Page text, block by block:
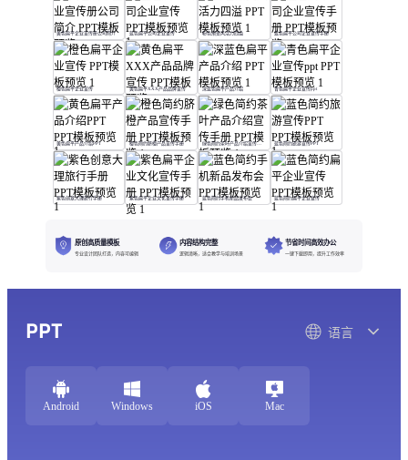
黄色扁平企业宣传册公司简介 蓝色扁平公司企业宣传 粉色渐变风活力四溢 蓝色扁平公司企业宣传手册
橙色扁平企业宣传 黄色扁平XXX产品品牌宣传 深蓝色扁平产品介绍 青色扁平企业宣传ppt
黄色扁平产品介绍PPT 橙色简约脐橙产品宣传手册 绿色简约茶叶产品介绍宣传手册 蓝色简约旅游宣传PPT
紫色创意大理旅行手册 紫色扁平企业文化宣传手册 蓝色简约手机新品发布会 蓝色简约扁平企业宣传
原创高质量模板
专业设计团队打造，内容可编辑
内容结构完整
逻辑清晰，适合教学与培训场景
节省时间高效办公
一键下载即用，提升工作效率
PPT 语言
Android Windows iOS Mac